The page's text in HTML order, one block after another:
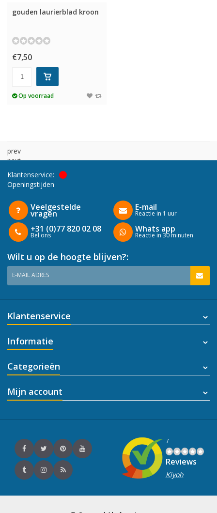
gouden laurierblad kroon
€7,50
Op voorraad
prev
next
Klantenservice:
Openingstijden
Veelgestelde
vragen
+31 (0)77 820 02 08
Bel ons
E-mail
Reactie in 1 uur
Whats app
Reactie in 30 minuten
Wilt u op de hoogte blijven?:
E-MAIL ADRES
Klantenservice
Informatie
Categorieën
Mijn account
/
Reviews
Kiyoh